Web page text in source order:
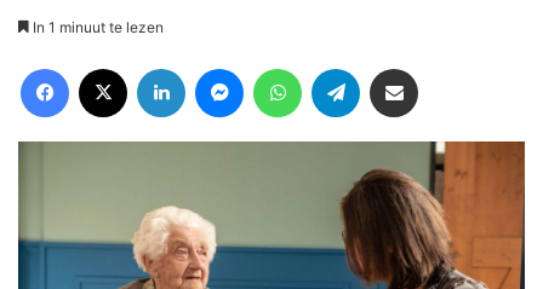
In 1 minuut te lezen